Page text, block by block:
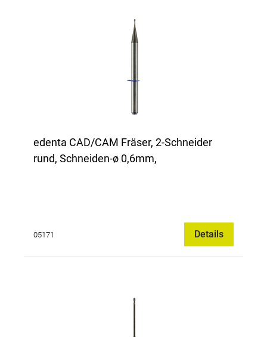
edenta CAD/CAM Fräser, 2-Schneider
rund, Schneiden-ø 0,6mm,
05171 Details